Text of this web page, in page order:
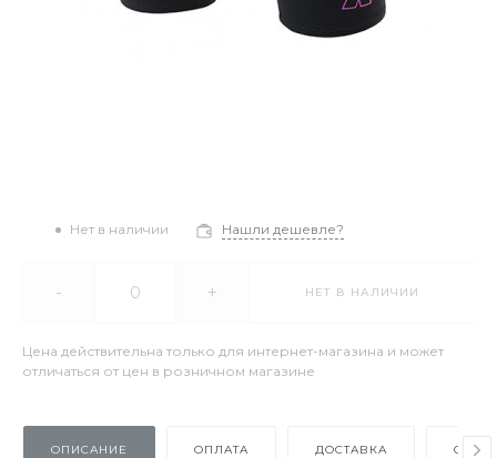
Нет в наличии Нашли дешевле?
- + НЕТ В НАЛИЧИИ
Цена действительна только для интернет-магазина и может
отличаться от цен в розничном магазине
ОПИСАНИЕ ОПЛАТА ДОСТАВКА